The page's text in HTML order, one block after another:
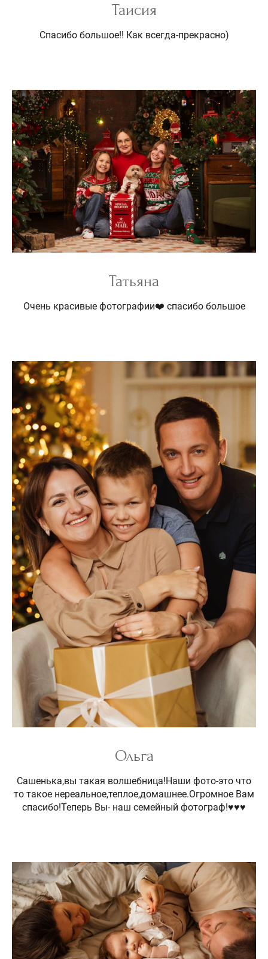
Таисия
Спасибо большое!! Как всегда-прекрасно)
Татьяна
Очень красивые фотографии❤️ спасибо большое
Ольга
Сашенька,вы такая волшебница!Наши фото-это что
то такое нереальное,теплое,домашнее.Огромное Вам
спасибо!Теперь Вы- наш семейный фотограф!♥♥♥